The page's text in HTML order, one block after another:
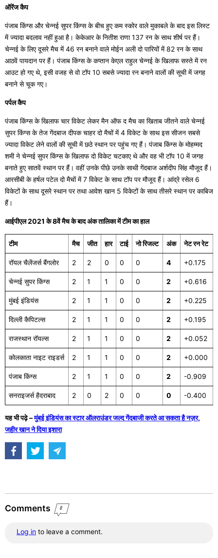
ऑरेंज कैप
पंजाब किंग्स और चेन्नई सुपर किंग्स के बीच हुए कम स्कोर वाले मुकाबले के बाद इस लिस्ट
में ज्यादा बदलाव नहीं हुआ है। केकेआर के नितीश राणा 137 रन के साथ शीर्ष पर हैं।
चेन्नई के लिए दूसरे मैच में 46 रन बनाने वाले मोईन अली दो पारियों में 82 रन के साथ
आठवें पायदान पर हैं। पंजाब किंग्स के कप्तान केएल राहुल चेन्नई के खिलाफ सस्ते में रन
आउट हो गए थे, इसी वजह से वो टॉप 10 सबसे ज्यादा रन बनाने वालों की सूची में जगह
बनाने से चूक गए।
पर्पल कैप
पंजाब किंग्स के खिलाफ चार विकेट लेकर मैन ऑफ द मैच का खिताब जीतने वाले चेन्नई
सुपर किंग्स के तेज गेंदबाज दीपक चाहर दो मैचों में 4 विकेट के साथ इस सीजन सबसे
ज्यादा विकेट लेने वालों की सूची में छठे स्थान पर पहुंच गए हैं। पंजाब किंग्स के मोहम्मद
शमी ने चेन्नई सुपर किंग्स के खिलाफ दो विकेट चटकाए थे और वह भी टॉप 10 में जगह
बनाते हुए सातवें स्थान पर हैं। वहीं उनके पीछे उनके साथी गेंदबाज अर्शदीप सिंह मौजूद हैं।
आरसीबी के हर्षल पटेल दो मैचों में 7 विकेट के साथ टॉप पर मौजूद हैं। आंद्रे रसेल 6
विकेटों के साथ दूसरे स्थान पर तथा आवेश खान 5 विकेटों के साथ तीसरे स्थान पर काबिज
हैं।
आईपीएल 2021 के 8वें मैच के बाद अंक तालिका में टीम का हाल
टीम मैच जीत हार टाई नो रिजल्ट अंक नेट रन रेट
रॉयल चैलेंजर्स बैंगलोर 2 2 0 0 0 4 +0.175
चेन्नई सुपर किंग्स 2 1 1 0 0 2 +0.616
मुंबई इंडियंस 2 1 1 0 0 2 +0.225
दिल्ली कैपिटल्स 2 1 1 0 0 2 +0.195
राजस्थान रॉयल्स 2 1 1 0 0 2 +0.052
कोलकाता नाइट राइडर्स 2 1 1 0 0 2 +0.000
पंजाब किंग्स 2 1 1 0 0 2 -0.909
सनराइजर्स हैदराबाद 2 0 2 0 0 0 -0.400
यह भी पढ़े –मुंबई इंडियंस का स्टार ऑलराउंडर जल्द गेंदबाजी करते आ सकता है नज़र,
जहीर खान ने दिया इशारा
Comments 0
Log in to leave a comment.